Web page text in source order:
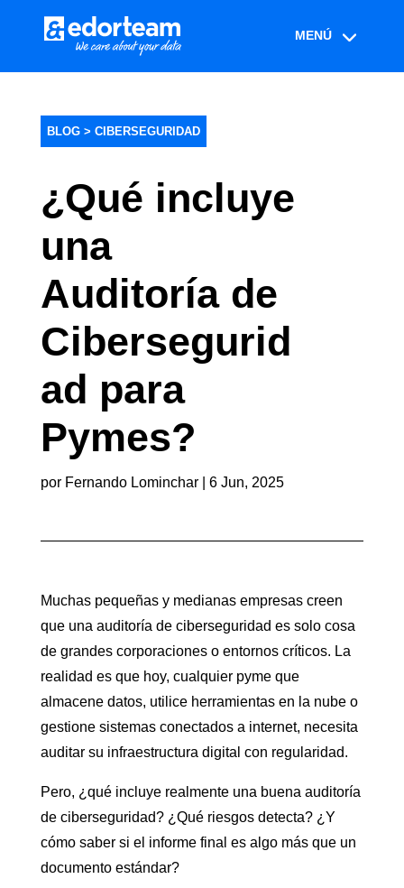
BLOG > CIBERSEGURIDAD
¿Qué incluye
una
Auditoría de
Cibersegurid
ad para
Pymes?
por Fernando Lominchar| 6 Jun, 2025
Muchas pequeñas y medianas empresas creen
que una auditoría de ciberseguridad es solo cosa
de grandes corporaciones o entornos críticos. La
realidad es que hoy, cualquier pyme que
almacene datos, utilice herramientas en la nube o
gestione sistemas conectados a internet, necesita
auditar su infraestructura digital con regularidad.
Pero, ¿qué incluye realmente una buena auditoría
de ciberseguridad? ¿Qué riesgos detecta? ¿Y
cómo saber si el informe final es algo más que un
documento estándar?